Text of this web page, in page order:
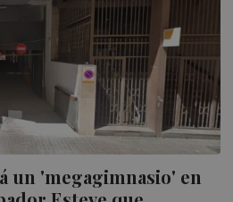
un 'megagimnasio' en